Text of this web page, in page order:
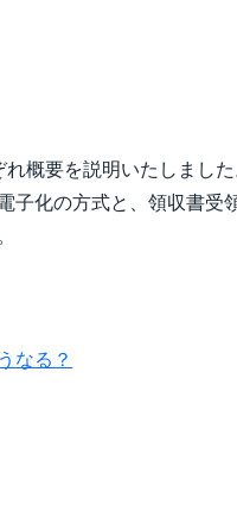
概要を説明いたしました
子化の方式と、領収書受
なる？